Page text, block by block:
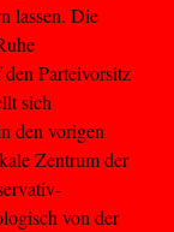
lassen. Die
Parteivorsitz
sich
den vorigen
Zentrum der
von der